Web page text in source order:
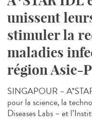
unissent
stimuler la
maladies
région Asie-
SINGAPOUR –
pour la science, la
Diseases Labs – et